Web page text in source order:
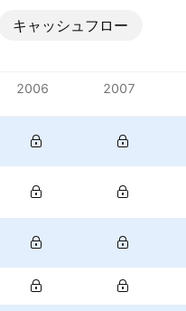
キャッシュフロー
2006 2007